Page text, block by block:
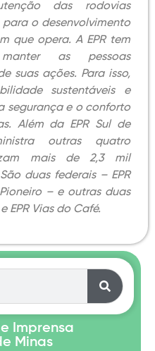
Imprensa
Minas
das rodovias
o desenvolvimento
que opera. A EPR tem
as pessoas
suas ações. Para isso,
sustentáveis e
segurança e o conforto
Além da EPR Sul de
outras quatro
mais de 2,3 mil
duas federais – EPR
– e outras duas
EPR Vias do Café.